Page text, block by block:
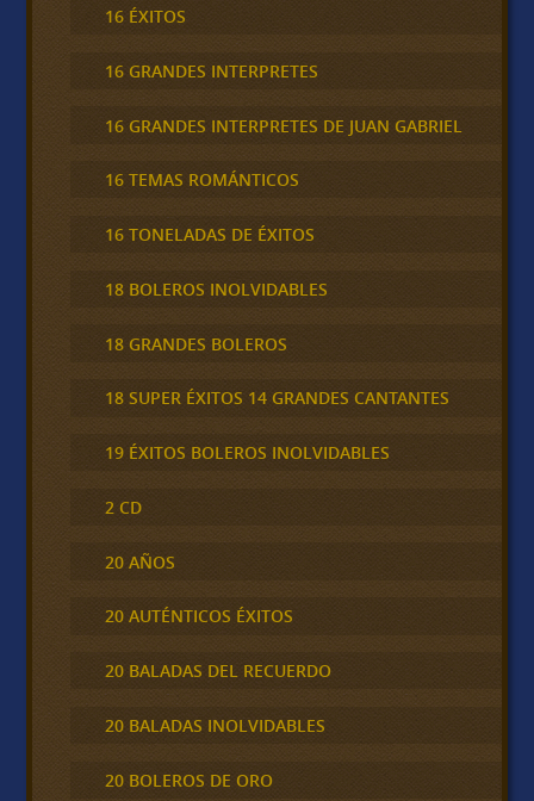
16 ÉXITOS
16 GRANDES INTERPRETES
16 GRANDES INTERPRETES DE JUAN GABRIEL
16 TEMAS ROMÁNTICOS
16 TONELADAS DE ÉXITOS
18 BOLEROS INOLVIDABLES
18 GRANDES BOLEROS
18 SUPER ÉXITOS 14 GRANDES CANTANTES
19 ÉXITOS BOLEROS INOLVIDABLES
2 CD
20 AÑOS
20 AUTÉNTICOS ÉXITOS
20 BALADAS DEL RECUERDO
20 BALADAS INOLVIDABLES
20 BOLEROS DE ORO